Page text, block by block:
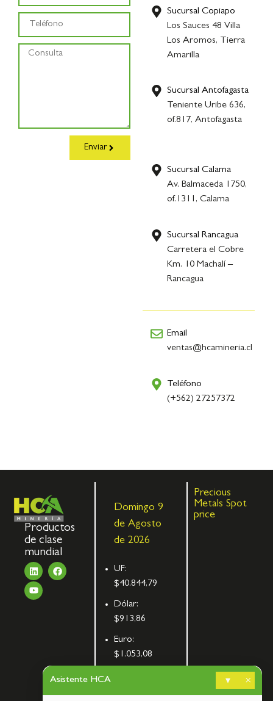
Asistente HCA ▾ ×
Enviar
Sucursal Copiapo
Los Sauces 48 Villa
Los Aromos, Tierra
Amarilla
Sucursal Antofagasta
Teniente Uribe 636,
of.817, Antofagasta
Sucursal Calama
Av. Balmaceda 1750,
of.1311, Calama
Sucursal Rancagua
Carretera el Cobre
Km. 10 Machalí –
Rancagua
Email
ventas@hcamineria.cl
Teléfono
(+562) 27257372
Productos
de clase
mundial
Domingo 9
de Agosto
de 2026
UF:
$40.844,79
Dólar:
$913,86
Euro:
$1.053,08
Precious
Metals Spot
price